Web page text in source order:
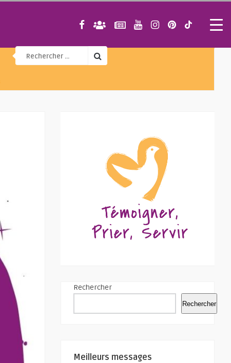
Rechercher
Rechercher
Meilleurs messages